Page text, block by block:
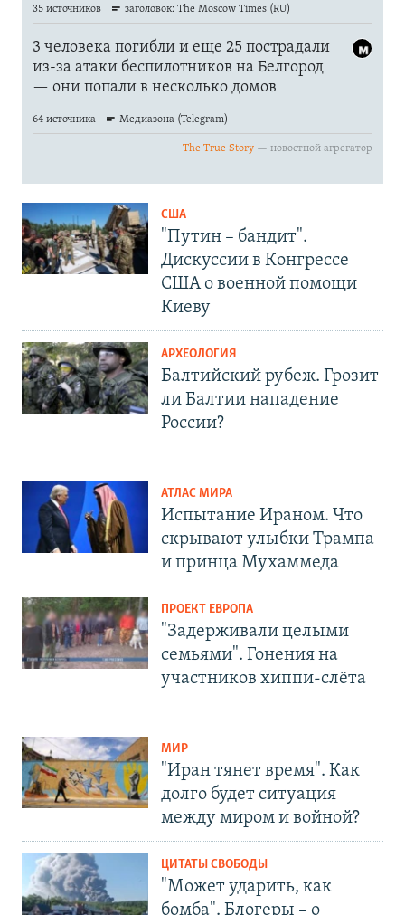
США
"Путин – бандит".
Дискуссии в Конгрессе
США о военной помощи
Киеву
АРХЕОЛОГИЯ
Балтийский рубеж. Грозит
ли Балтии нападение
России?
АТЛАС МИРА
Испытание Ираном. Что
скрывают улыбки Трампа
и принца Мухаммеда
ПРОЕКТ ЕВРОПА
"Задерживали целыми
семьями". Гонения на
участников хиппи-слёта
МИР
"Иран тянет время". Как
долго будет ситуация
между миром и войной?
ЦИТАТЫ СВОБОДЫ
"Может ударить, как
бомба". Блогеры – о